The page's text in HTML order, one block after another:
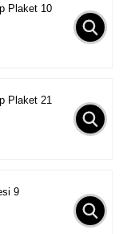
Plaket 10
Plaket 21
9